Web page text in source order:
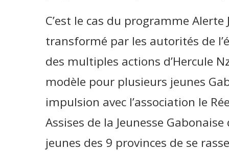
C’est le cas du programme
transformé par les autorités de
des multiples actions d’Hercule
modèle pour plusieurs jeunes
impulsion avec l’association le
Assises de la Jeunesse
jeunes des 9 provinces de se